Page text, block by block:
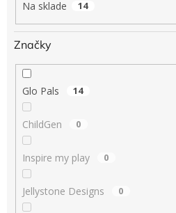
Prihlásenie
Na sklade 14
Značky
Glo Pals 14
ChildGen 0
Inspire my play 0
Jellystone Designs 0